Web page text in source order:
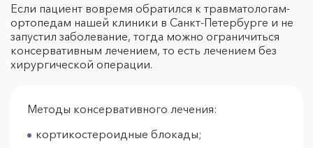
Если пациент вовремя обратился к травматологам-
ортопедам нашей клиники в Санкт-Петербурге и не
запустил заболевание, тогда можно ограничиться
консервативным лечением, то есть лечением без
хирургической операции.
Методы консервативного лечения:
кортикостероидные блокады;